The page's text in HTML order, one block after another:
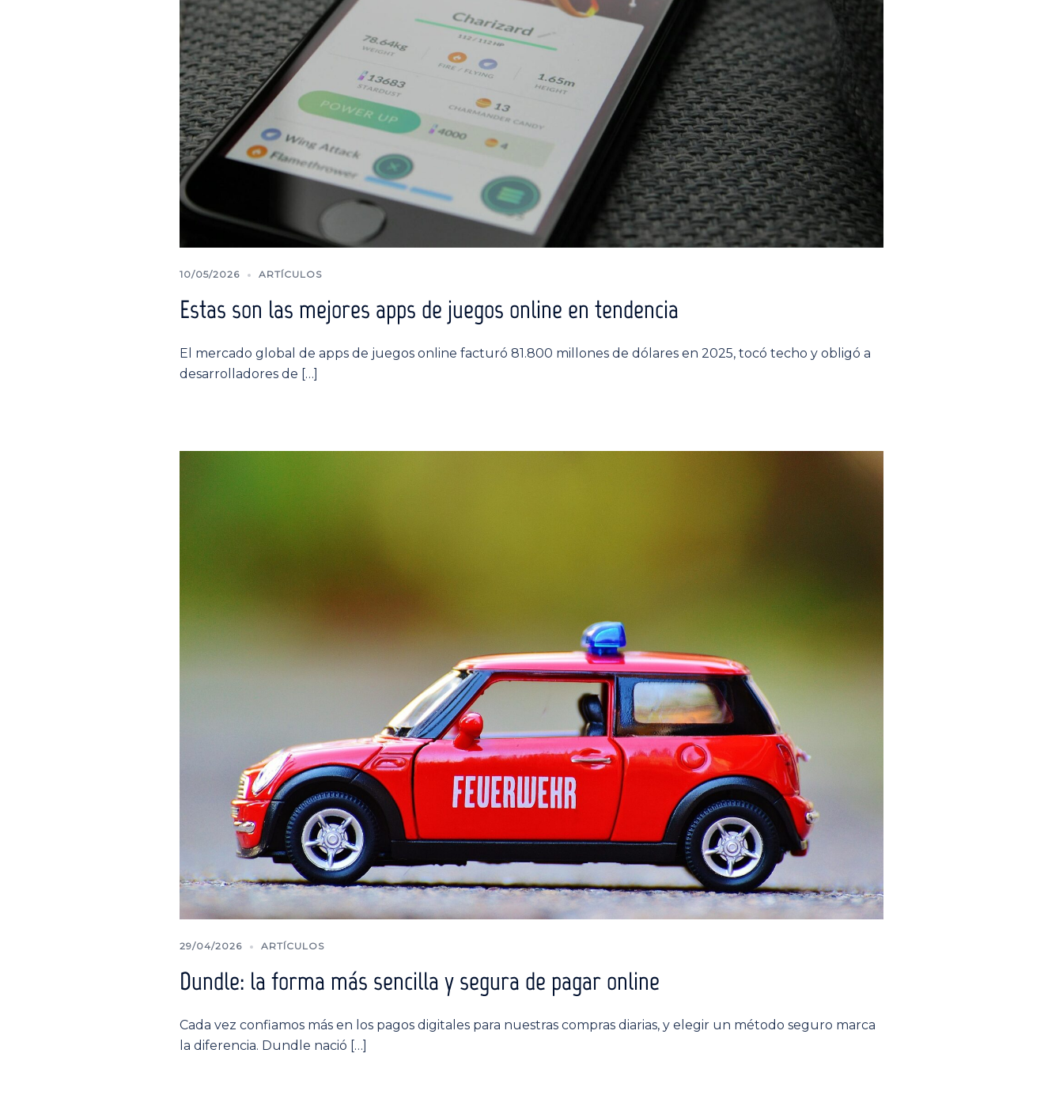
10/05/2026 ARTÍCULOS
Estas son las mejores apps de juegos online en tendencia
El mercado global de apps de juegos online facturó 81.800 millones de dólares en 2025, tocó techo y obligó a
desarrolladores de […]
29/04/2026 ARTÍCULOS
Dundle: la forma más sencilla y segura de pagar online
Cada vez confiamos más en los pagos digitales para nuestras compras diarias, y elegir un método seguro marca
la diferencia. Dundle nació […]